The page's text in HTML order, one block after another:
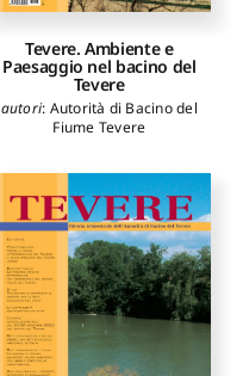
Tevere. Ambiente e
Paesaggio nel bacino del
Tevere
autori: Autorità di Bacino del
Fiume Tevere